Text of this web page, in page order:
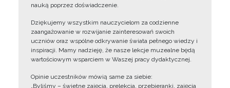
nauką poprzez doświadczenie.
Dziękujemy wszystkim nauczycielom za codzienne
zaangażowanie w rozwijanie zainteresowań swoich
uczniów oraz wspólne odkrywanie świata pełnego wiedzy i
inspiracji. Mamy nadzieję, że nasze lekcje muzealne będą
wartościowym wsparciem w Waszej pracy dydaktycznej.
Opinie uczestników mówią same za siebie:
„Byliśmy – świetne zajęcia, prelekcja, przebieranki, zajęcia